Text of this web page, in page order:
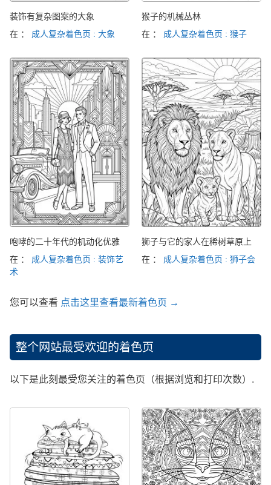
装饰有复杂图案的大象
在 ： 成人复杂着色页 : 大象
猴子的机械丛林
在 ： 成人复杂着色页 : 猴子
咆哮的二十年代的机动化优雅
在 ： 成人复杂着色页 : 装饰艺
术
狮子与它的家人在稀树草原上
在 ： 成人复杂着色页 : 狮子会
您可以查看 点击这里查看最新着色页 →
整个网站最受欢迎的着色页
以下是此刻最受您关注的着色页（根据浏览和打印次数）.